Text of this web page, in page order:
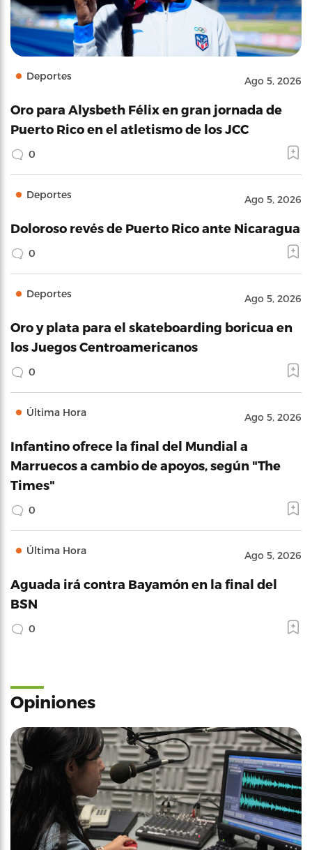
Deportes Ago 5, 2026
Oro para Alysbeth Félix en gran jornada de
Puerto Rico en el atletismo de los JCC
0
Deportes Ago 5, 2026
Doloroso revés de Puerto Rico ante Nicaragua
0
Deportes Ago 5, 2026
Oro y plata para el skateboarding boricua en
los Juegos Centroamericanos
0
Última Hora Ago 5, 2026
Infantino ofrece la final del Mundial a
Marruecos a cambio de apoyos, según "The
Times"
0
Última Hora Ago 5, 2026
Aguada irá contra Bayamón en la final del
BSN
0
Opiniones